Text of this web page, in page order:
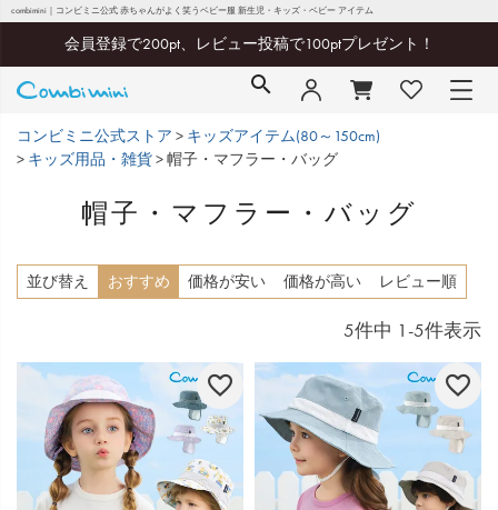
combimini｜コンビミニ公式 赤ちゃんがよく笑うベビー服 新生児・キッズ・ベビー アイテム
会員登録で200pt、レビュー投稿で100ptプレゼント！
コンビミニ公式ストア
キッズアイテム(80～150cm)
キッズ用品・雑貨
帽子・マフラー・バッグ
帽子・マフラー・バッグ
並び替え おすすめ 価格が安い 価格が高い レビュー順
5件中 1 -5件表示